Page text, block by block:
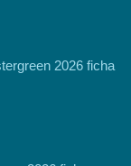
2026 ficha